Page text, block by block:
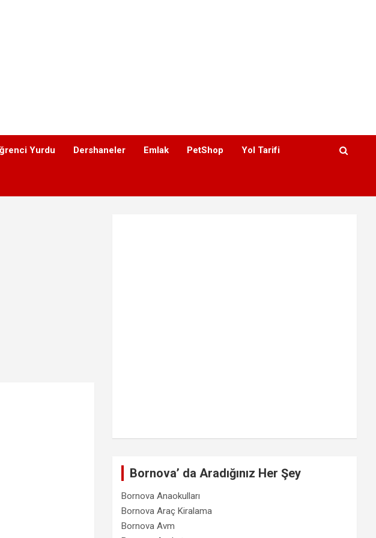
Yurdu Dershaneler Emlak PetShop Yol Tarifi
Bornova’ da Aradığınız Her Şey
Bornova Anaokulları
Bornova Araç Kiralama
Bornova Avm